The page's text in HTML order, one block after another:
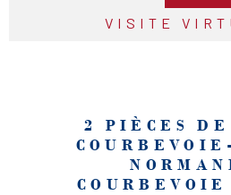
VISITE
2 PIÈCES